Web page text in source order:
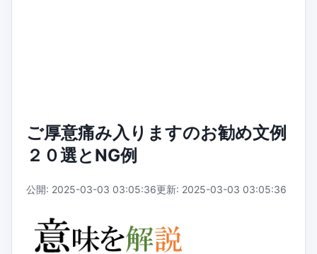
ご厚意痛み入りますのお勧め文例
２０選とNG例
公開: 2025-03-03 03:05:36更新: 2025-03-03 03:05:36